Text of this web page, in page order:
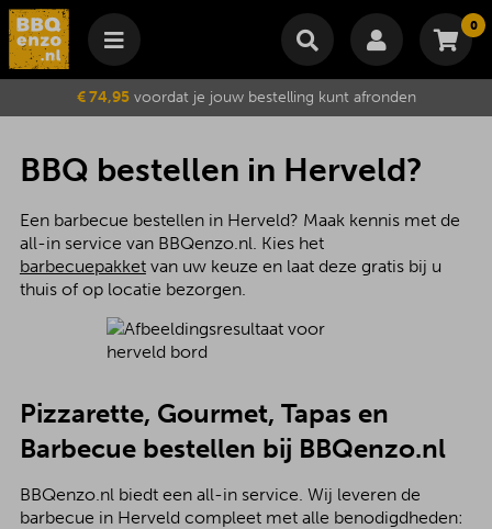
0
Winkelmand
Je winkelwagen is momenteel leeg.
Subtotaal €
Wijzig winkelmand Bestellen
€ 74,95voordat je jouw bestelling kunt afronden
BBQ bestellen in Herveld?
Een barbecue bestellen in Herveld? Maak kennis met de
all-in service van BBQenzo.nl. Kies het
barbecuepakketvan uw keuze en laat deze gratis bij u
thuis of op locatie bezorgen.
Pizzarette, Gourmet, Tapas en
Barbecue bestellen bij BBQenzo.nl
BBQenzo.nl biedt een all-in service. Wij leveren de
barbecue in Herveld compleet met alle benodigdheden: